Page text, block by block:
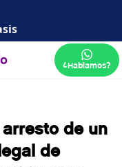
¿Hablamos?
de un
de